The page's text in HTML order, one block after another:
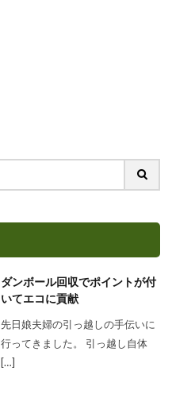
ダンボール回収でポイントが付
いてエコに貢献
先日娘夫婦の引っ越しの手伝いに
行ってきました。 引っ越し自体
[…]